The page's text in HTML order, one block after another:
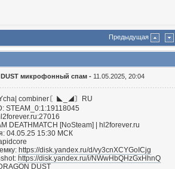
Предыдущая
DUST микрофонный спам - 11.05.2025, 20:04
combiner〘◣_◢〙RU
STEAM_0:1:19118045
DEATHMATCH [NoSteam] | hl2forever.ru
04.05.25 15:30 МСК
https://disk.yandex.ru/d/vy3cnXCYGoICjg
https://disk.yandex.ru/i/NWwHbQHzGxHhnQ
DUST